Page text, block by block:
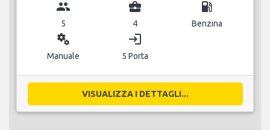
group
5
business_center
4
local_gas_station
Benzina
miscellaneous_services
Manuale
login
5 Porta
VISUALIZZA I DETTAGLI...